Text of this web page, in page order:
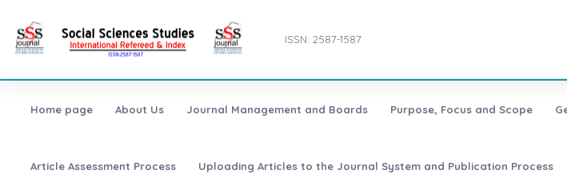
ISSN: 2587-1587
Home page About Us Journal Management and Boards Purpose, Focus and Scope
Article Assessment Process Uploading Articles to the Journal System and Publication Process